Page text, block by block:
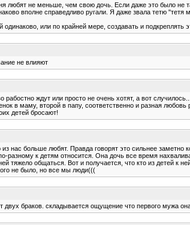
любят не меньше, чем свою дочь. Если даже это было не
вполне справедливо ругали. Я даже звала тетю
одинаково, или по крайней мере, создавать и подкреплять
не влияют
рабостно ждут или просто не очень хотят, а вот
в маму, второй в папу, соответственно и разная любовь
детей бросают!
из нас больше любят. Правда говорят это сильнее заметно
к детям относится. Она дочь все время
тяжело общаться. Вот и получается, что кто из детей к
не было, но все мы люди(((
браков. складывается ощущение что первого мужа